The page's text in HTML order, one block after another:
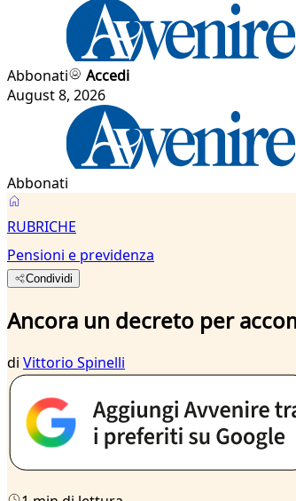
Abbonati
Accedi
August 8, 2026
Abbonati
RUBRICHE
Pensioni e previdenza
Condividi
Ancora un decreto per
di Vittorio Spinelli